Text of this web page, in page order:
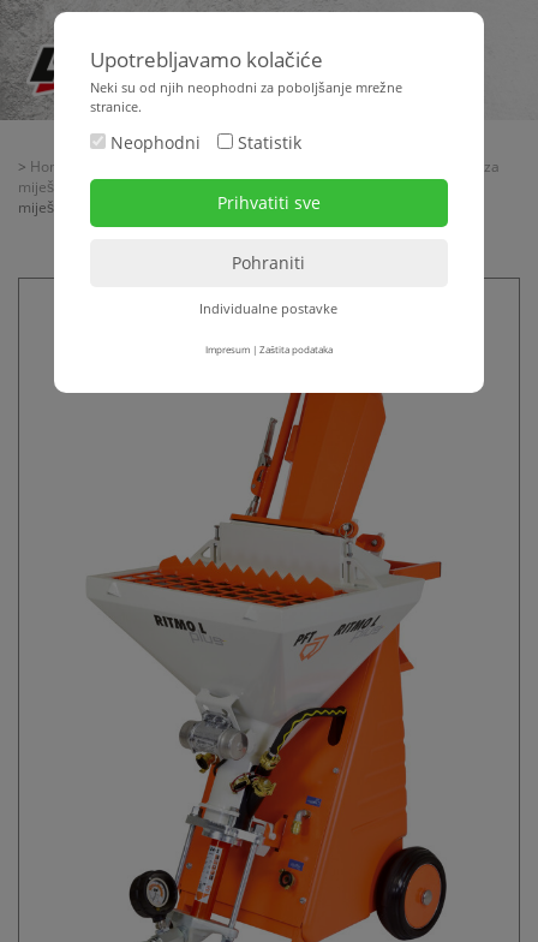
> Home
Strojevi za
miješanje - transportne pumpe
> Pumpa za
miješanje PFT RITMO L PLUS
Upotrebljavamo kolačiće
Neki su od njih neophodni za poboljšanje mrežne
stranice.
Neophodni Statistik
Individualne postavke
Impresum| Zaštita podataka